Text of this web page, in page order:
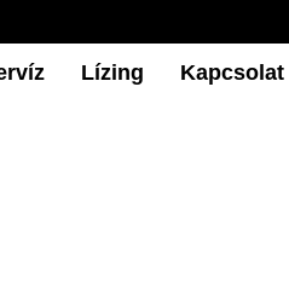
Lízing Kapcsolat